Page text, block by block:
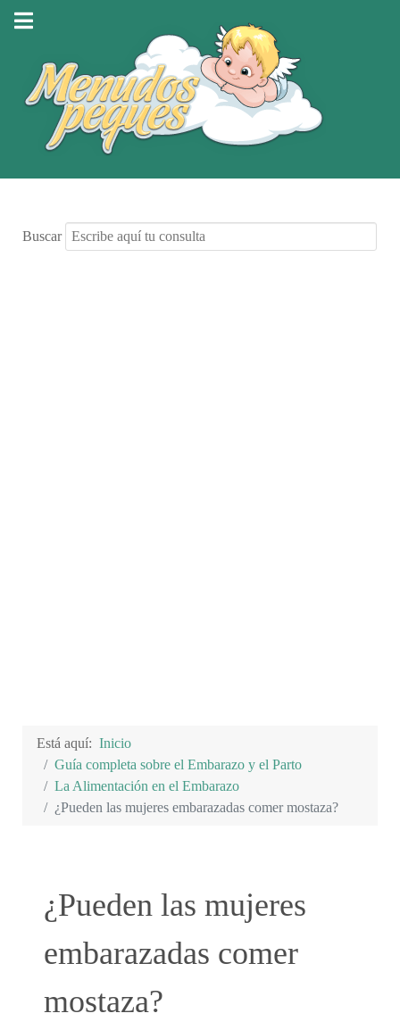
Buscar
Está aquí: Inicio
Guía completa sobre el Embarazo y el Parto
La Alimentación en el Embarazo
¿Pueden las mujeres embarazadas comer mostaza?
¿Pueden las mujeres
embarazadas comer
mostaza?